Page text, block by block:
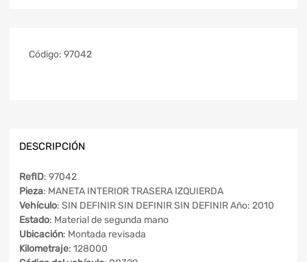
Código: 97042
DESCRIPCIÓN
RefID: 97042
Pieza: MANETA INTERIOR TRASERA IZQUIERDA
Vehículo: SIN DEFINIR SIN DEFINIR SIN DEFINIR Año: 2010
Estado: Material de segunda mano
Ubicación: Montada revisada
Kilometraje: 128000